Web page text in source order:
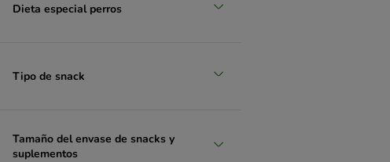
Dieta especial perros
Tipo de snack
Tamaño del envase de snacks y
suplementos